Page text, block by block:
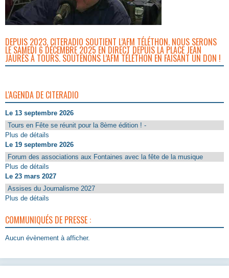
DEPUIS 2023, CITERADIO SOUTIENT L’AFM TÉLÉTHON. NOUS SERONS
LE SAMEDI 6 DÉCEMBRE 2025 EN DIRECT DEPUIS LA PLACE JEAN
JAURÈS À TOURS. SOUTENONS L’AFM TÉLÉTHON EN FAISANT UN DON !
L'AGENDA DE CITERADIO
Le 13 septembre 2026
Tours en Fête se réunit pour la 8ème édition ! -
Plus de détails
Le 19 septembre 2026
Forum des associations aux Fontaines avec la fête de la musique
Plus de détails
Le 23 mars 2027
Assises du Journalisme 2027
Plus de détails
COMMUNIQUÉS DE PRESSE :
Aucun évènement à afficher.